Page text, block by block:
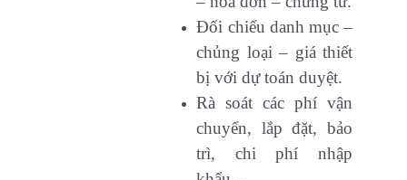
Đối chiếu danh mục –
chủng loại – giá thiết
bị với dự toán duyệt.
Rà soát các phí vận
chuyển, lắp đặt, bảo
trì, chi phí nhập